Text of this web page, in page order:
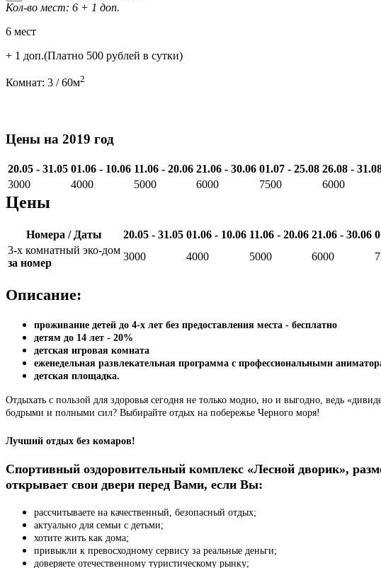
Кол-во мест: 6 + 1 доп.
6 мест
+ 1 доп.(Платно 500 рублей в сутки)
Комнат: 3 / 60м2
Цены на 2019 год
20.05 - 31.05 01.06 - 10.06 11.06 - 20.06 21.06 - 30.06 01.07 - 25.08 26.08 -
3000
4000 5000 6000 7500 6000
Цены
Номера / Даты 20.05 - 31.05 01.06 - 10.06 11.06 - 20.06 21.06 - 30.06
3-х комнатный эко-дом
за номер
3000 4000 5000 6000
Описание:
проживание детей до 4-х лет без предоставления места - бесплатно
детям до 14 лет - 20%
детская игровая комната
еженедельная развлекательная программа с профессиональными
детская площадка.
Отдыхать с пользой для здоровья сегодня не только модно, но и выгодно, ведь
бодрыми и полными сил? Выбирайте отдых на побережье Черного моря!
Лучший отдых без комаров!
Спортивный оздоровительный комплекс «Лесной дворик»,
открывает свои двери перед Вами, если Вы:
рассчитываете на качественный, безопасный отдых;
актуально для семьи с детьми;
хотите жить как дома;
привыкли к превосходному сервису за реальные деньги;
доверяете отечественному туристическому рынку;